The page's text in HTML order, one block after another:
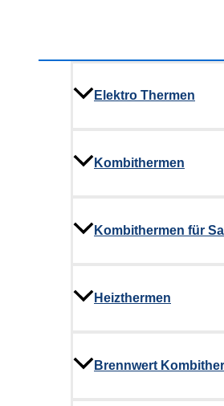
Elektro Thermen
Kombithermen
Kombithermen für
Heizthermen
Brennwert